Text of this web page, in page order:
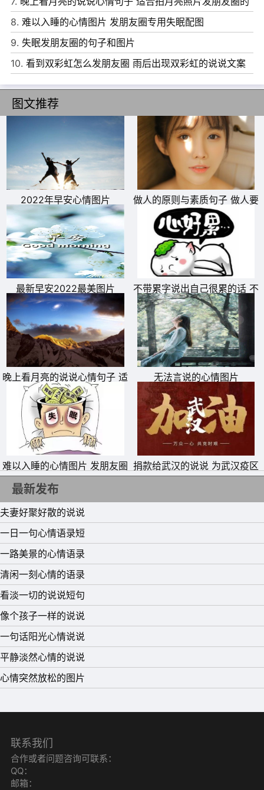
面和你别叙，发条短信祝福于你。祝你一帆风顺顺到底!愿
你事事顺心心如意!
9、我们用双手紧紧地握别，让感觉在手中轻轻撩过，共享
一份难忘的温馨。相逢又告别，归帆又离岸，既是往日欢乐
的终结，又是未来幸福的开端。
10、我珍惜人生中每一次相识，天地间每一分温暖，朋友间
每一个知心的默契;就是离别，也将它看成是为了重逢时加
倍的欢乐。
11、人生路漫漫，你我相遇又分离。相聚总是短暂，分别却
是久长，唯愿彼此的心儿能紧紧相随，永不分离。
12、凭着你的赤诚仁爱与多才多艺，纵使远离故土，浪迹天
涯，又何愁寻觅不到情投意合的知音?
13、让我们迈开双腿，去洒行汗水，去踏一路雷声!校门
外，有的是鲜花簇拥的前程!
14、亲爱的朋友请不要难过，离别以后要彼此珍重。绽放最
绚烂的笑容，给明天更美的梦。
15、蓝天上缕缕白云，那是我心头丝丝离别的轻愁;然而我
的胸怀和长空一样晴朗，因为我想到了不久的重逢。
文案
8. 难以入睡的心情图片 发朋友圈专用失眠配图
9. 失眠发朋友圈的句子和图片
10. 看到双彩虹怎么发朋友圈 雨后出现双彩虹的说说文案
图文推荐
2022年早安心情图片
做人的原则与素质句子 做人要
有底线的说说
最新早安2022最美图片
不带累字说出自己很累的话 不
带累字表达自己累的句子
晚上看月亮的说说心情句子 适
合拍月亮照片发朋友圈的文案
无法言说的心情图片
难以入睡的心情图片 发朋友圈
专用失眠配图
捐款给武汉的说说 为武汉疫区
抗击疫情捐钱的句子
最新发布
夫妻好聚好散的说说
一日一句心情语录短
一路美景的心情语录
清闲一刻心情的语录
看淡一切的说说短句
像个孩子一样的说说
一句话阳光心情说说
平静淡然心情的说说
心情突然放松的图片
联系我们
合作或者问题咨询可联系：
QQ：
邮箱：